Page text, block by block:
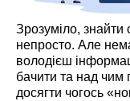
Зрозуміло, знайти
непросто. Але
володієш
бачити та над
досягти чогось